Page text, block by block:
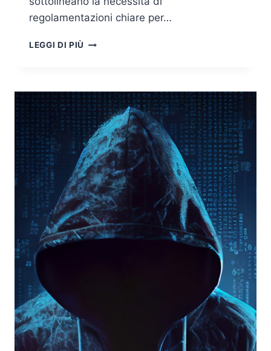
regolamentazioni chiare per…
LEGGI DI PIÙ IL
STATO
DELL’ARTE
E
PROFILI
GIURIDICI